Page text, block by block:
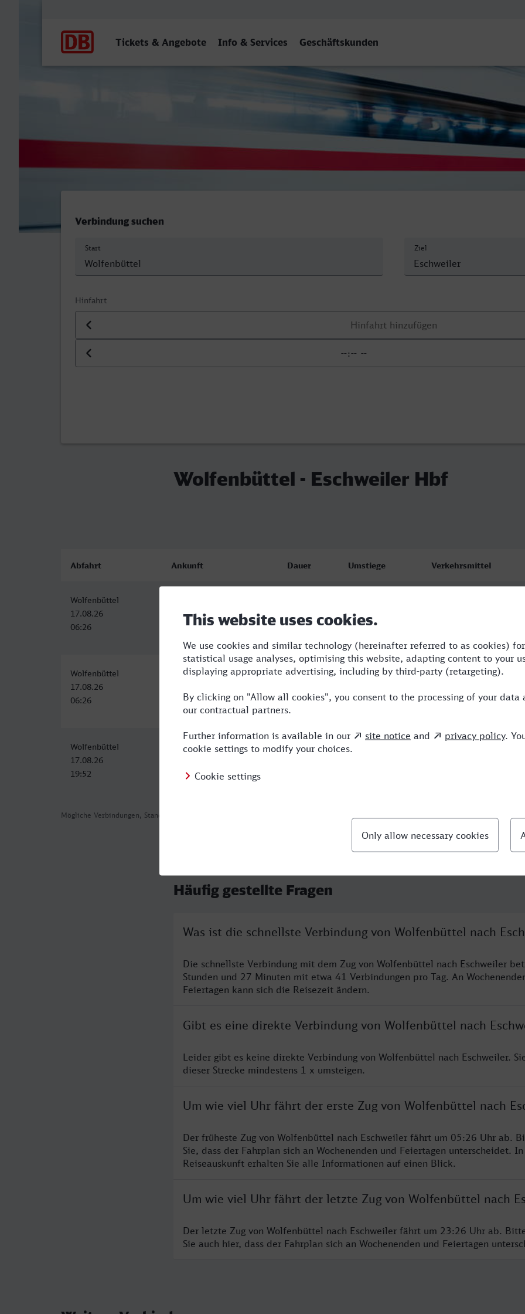
Tickets & Angebote Info & Services Geschäftskunden
Wolfenbüttel - Eschweiler Hbf
Verbindung suchen
Start Ziel
Hinfahrt
Datum der Hinfahrt
Uhrzeit der Hinfahrt
Wolfenbüttel - Eschweiler Hbf
Mögliche Verbindungen, Stand: 2026-08-03 17:10
Abfahrt Ankunft Dauer Umstiege Verkehrsmittel
Wolfenbüttel
17.08.26
06:26
17.08.26
11:53
Wolfenbüttel
17.08.26
06:26
Eschweiler Hbf
11:53
5:27 3 ERX,ICE,NX
Wolfenbüttel
17.08.26
19:52
Eschweiler Hbf
05:53
10:01 3
Häufig gestellte Fragen
Was ist die schnellste Verbindung von Wolfenbüttel nach
Die schnellste Verbindung mit dem Zug von Wolfenbüttel nach Eschweiler
Stunden und 27 Minuten mit etwa 41 Verbindungen pro Tag. An
Feiertagen kann sich die Reisezeit ändern.
Gibt es eine direkte Verbindung von Wolfenbüttel nach
Leider gibt es keine direkte Verbindung von Wolfenbüttel nach Eschweiler.
dieser Strecke mindestens 1 x umsteigen.
Um wie viel Uhr fährt der erste Zug von Wolfenbüttel nach
Der früheste Zug von Wolfenbüttel nach Eschweiler fährt um 05:26 Uhr ab.
Sie, dass der Fahrplan sich an Wochenenden und Feiertagen unterscheidet.
Reiseauskunft erhalten Sie alle Informationen auf einen Blick.
Um wie viel Uhr fährt der letzte Zug von Wolfenbüttel nach
Der letzte Zug von Wolfenbüttel nach Eschweiler fährt um 23:26 Uhr ab.
Sie auch hier, dass der Fahrplan sich an Wochenenden und Feiertagen